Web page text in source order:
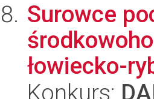
Surowce
łowiecko-
Konkurs: